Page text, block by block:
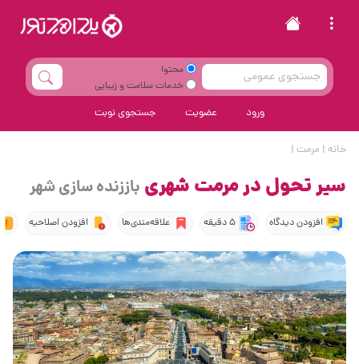
محتوا
خدمات سلامت و زیبایی
ورود عضویت جستجوی نوبت
خانه | مرمت |
سير تحول در مرمت شهرى باززنده سازی شهر
افزودن دیدگاه 5 دقیقه علاقه‌مندی‌ها افزودن اصلاحیه